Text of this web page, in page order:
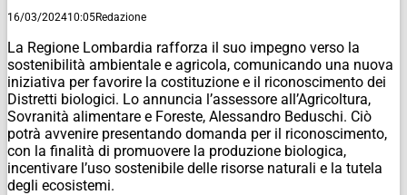
16/03/202410:05Redazione
La Regione Lombardia rafforza il suo impegno verso la
sostenibilità ambientale e agricola, comunicando una nuova
iniziativa per favorire la costituzione e il riconoscimento dei
Distretti biologici. Lo annuncia l’assessore all’Agricoltura,
Sovranità alimentare e Foreste, Alessandro Beduschi. Ciò
potrà avvenire presentando domanda per il riconoscimento,
con la finalità di promuovere la produzione biologica,
incentivare l’uso sostenibile delle risorse naturali e la tutela
degli ecosistemi.